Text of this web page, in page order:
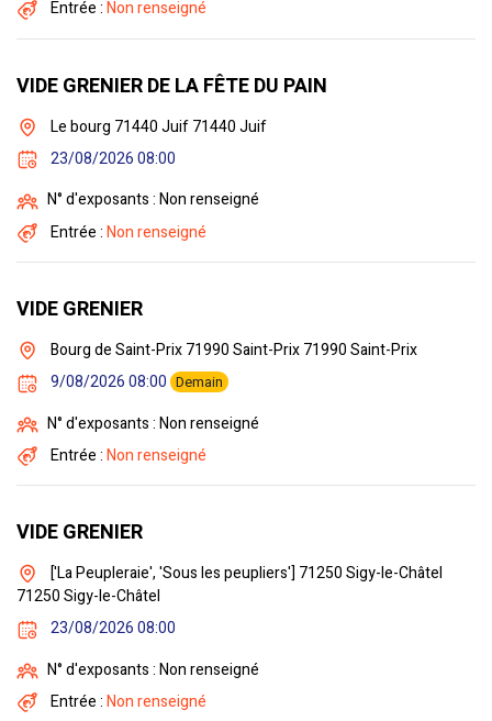
Entrée :Non renseigné
VIDE GRENIER DE LA FÊTE DU PAIN
Le bourg 71440 Juif 71440 Juif
23/08/2026 08:00
N° d'exposants : Non renseigné
Entrée :Non renseigné
VIDE GRENIER
Bourg de Saint-Prix 71990 Saint-Prix 71990 Saint-Prix
9/08/2026 08:00 Demain
N° d'exposants : Non renseigné
Entrée :Non renseigné
VIDE GRENIER
['La Peupleraie', 'Sous les peupliers'] 71250 Sigy-le-Châtel
71250 Sigy-le-Châtel
23/08/2026 08:00
N° d'exposants : Non renseigné
Entrée :Non renseigné